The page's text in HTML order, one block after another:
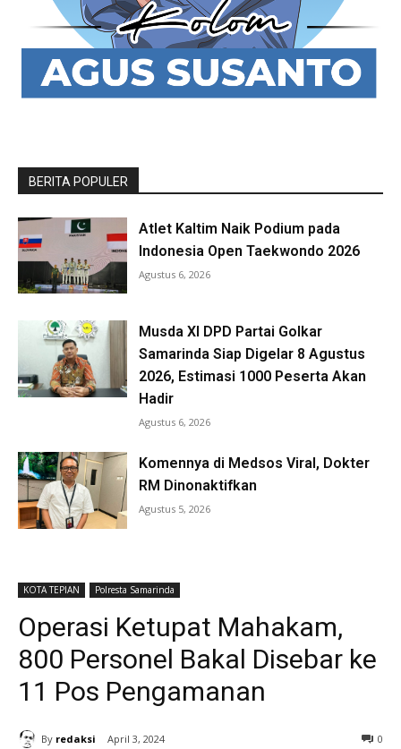
BERITA POPULER
Atlet Kaltim Naik Podium pada
Indonesia Open Taekwondo 2026
Agustus 6, 2026
Musda XI DPD Partai Golkar
Samarinda Siap Digelar 8 Agustus
2026, Estimasi 1000 Peserta Akan
Hadir
Agustus 6, 2026
Komennya di Medsos Viral, Dokter
RM Dinonaktifkan
Agustus 5, 2026